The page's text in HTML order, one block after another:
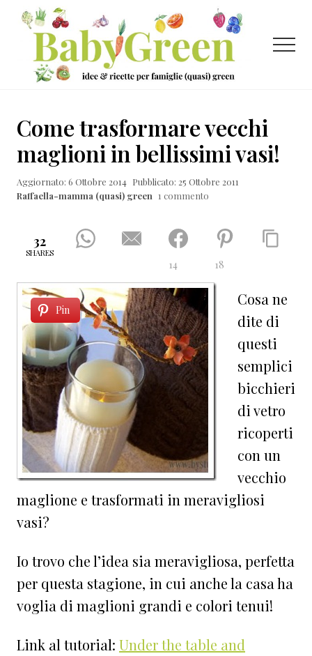
Menu
Passa
contenuto
principale
Passa
laterale
primaria
Passa
ricette
per
famiglie
Menu
Come trasformare vecchi
maglioni in bellissimi vasi!
Aggiornato: 6 Ottobre 2014 Pubblicato: 25 Ottobre 2011
Raffaella-mamma (quasi) green 1 commento
32
SHARES
14 18
Pin
Cosa ne
dite di
questi
semplici
bicchieri
di vetro
ricoperti
con un
vecchio
maglione e trasformati in meravigliosi
vasi?
Io trovo che l’idea sia meravigliosa, perfetta
per questa stagione, in cui anche la casa ha
voglia di maglioni grandi e colori tenui!
Link al tutorial: Under the table and